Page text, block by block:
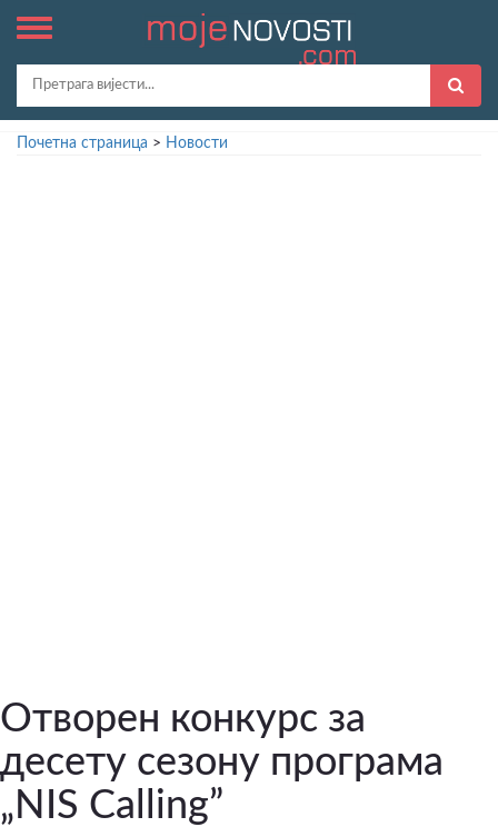
Почетна страница > Новости
Отворен конкурс за
десету сезону програма
„NIS Calling”